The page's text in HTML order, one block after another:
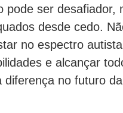
pode ser desafiador,
desde cedo.
no espectro
e alcançar
diferença no futuro da